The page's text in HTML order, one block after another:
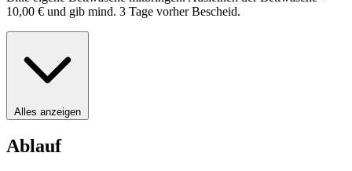
10,00 € und gib mind. 3 Tage vorher Bescheid.
Alles anzeigen
Ablauf